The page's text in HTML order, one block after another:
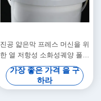
진공 얇은막 프레스 머신을 위
한 열 저항성 소화성궤양 폴리
우레탄계 분산
가장 좋은 가격 을 구
하라